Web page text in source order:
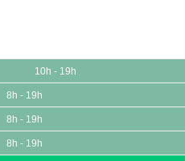
10h - 19h
8h - 19h
8h - 19h
8h - 19h